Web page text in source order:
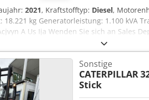
2021, Kraftstofftyp: Diesel,
18.221 kg Generatorleistung: 1.100 kVA
A Us Ija Wenden Sie sich an Sales
Sales-Erfahrung in den Niederlanden.
sucht. 1000 Stunden oder 1 Jahr
der Woche erreichbar. Schneller
Sonstige
CATERPILLAR
Stick